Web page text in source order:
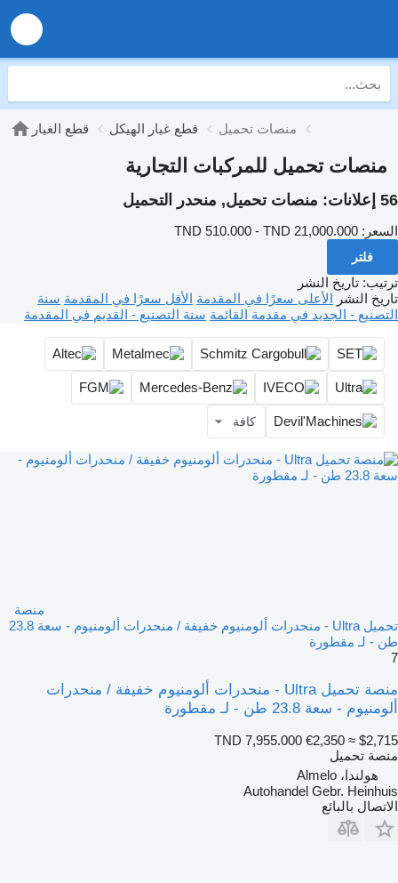
قطع الغيار قطع غيار الهيكل منصات تحميل
منصات تحميل للمركبات التجارية
56 إعلانات: منصات تحميل, منحدر التحميل
السعر: TND 510.000 - TND 21,000.000
فلتر
ترتيب: تاريخ النشر
تاريخ النشر الأعلى سعرًا في المقدمة الأقل سعرًا في المقدمة سنة
التصنيع - الجديد في مقدمة القائمة سنة التصنيع - القديم في المقدمة
كافة
منصة
تحميل Ultra - منحدرات ألومنيوم خفيفة / منحدرات ألومنيوم - سعة 23.8
طن - لـ مقطورة
7
منصة تحميل Ultra - منحدرات ألومنيوم خفيفة / منحدرات
ألومنيوم - سعة 23.8 طن - لـ مقطورة
TND 7,955.000 €2,350 ≈ $2,715
منصة تحميل
هولندا، Almelo
Autohandel Gebr. Heinhuis
الاتصال بالبائع